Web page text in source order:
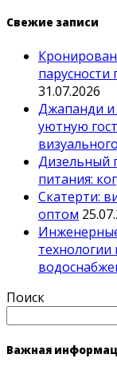
Свежие записи
31.07.2026
Джапанди и
уютную
Дизельный
питания:
Скатерти:
оптом
Поиск
Важная